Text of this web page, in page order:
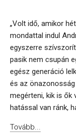
„Volt idő, amikor
mondattal indul
egyszerre
pasik nem csupán
egész generáció
és az
megérteni, kik is ők
hatással van ránk,
Tovább...